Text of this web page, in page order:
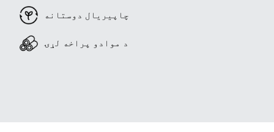
چاپیریال دوستانه
د موادو پراخه لړۍ